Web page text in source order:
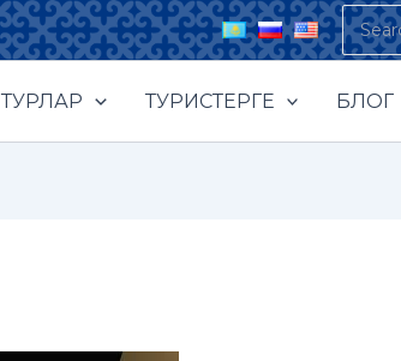
Search
for:
ТУРЛАР ТУРИСТЕРГЕ БЛОГ